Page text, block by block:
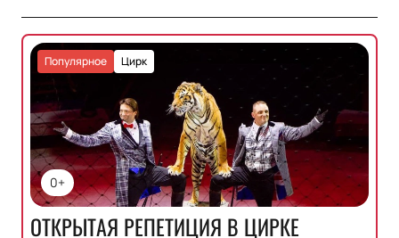
0+
Цирк
Популярное
ОТКРЫТАЯ РЕПЕТИЦИЯ В ЦИРКЕ